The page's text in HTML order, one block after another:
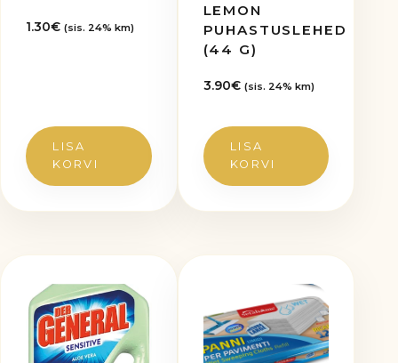
1.30€ (sis. 24% km)
LISA
KORVI
LEMON
PUHASTUSLEHED
(44 G)
3.90€ (sis. 24% km)
LISA
KORVI